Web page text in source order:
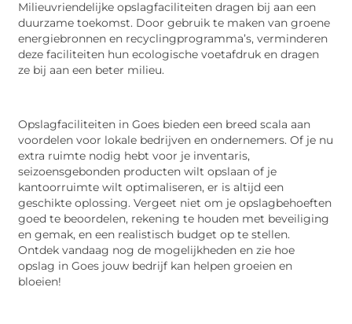
Milieuvriendelijke opslagfaciliteiten dragen bij aan een
duurzame toekomst. Door gebruik te maken van groene
energiebronnen en recyclingprogramma’s, verminderen
deze faciliteiten hun ecologische voetafdruk en dragen
ze bij aan een beter milieu.
Opslagfaciliteiten in Goes bieden een breed scala aan
voordelen voor lokale bedrijven en ondernemers. Of je nu
extra ruimte nodig hebt voor je inventaris,
seizoensgebonden producten wilt opslaan of je
kantoorruimte wilt optimaliseren, er is altijd een
geschikte oplossing. Vergeet niet om je opslagbehoeften
goed te beoordelen, rekening te houden met beveiliging
en gemak, en een realistisch budget op te stellen.
Ontdek vandaag nog de mogelijkheden en zie hoe
opslag in Goes jouw bedrijf kan helpen groeien en
bloeien!